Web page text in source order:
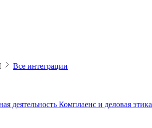
Все интеграции
деятельность Комплаенс и деловая этика